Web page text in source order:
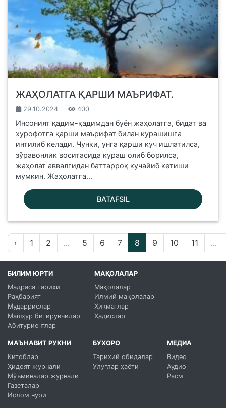
ЖАҲОЛАТГА ҚАРШИ МАЪРИФАТ.
29.10.2024 400
Инсоният қадим-қадимдан буён жаҳолатга, бидат ва
хурофотга қарши маърифат билан курашишга
интилиб келади. Чунки, унга қарши куч ишлатилса,
зўравонлик воситасида кураш олиб борилса,
жаҳолат аввалгидан баттарроқ кучайиб кетиши
мумкин. Жаҳолатга...
BATAFSIL
‹ 1 2 ... 5 6 7 8 9 10 11 ...
БИЛИМ ЮРТИ
Мадраса тарихи
Раҳбарият
Мударрислар
Машҳур битирувчилар
Абитуриентлар
МАҚОЛАЛАР
Мақолалар
Илмий мақолалар
Ҳикматлар
Ҳадислар
МАЪНАВИТ РУКНИ
Китоблар
Ҳидоят журнали
Мўъминалар журнали
Газеталар
Ислом нури
БУХОРО
Тарихий обидалар
Улуғлар ҳаёти
МЕДИА
Видео
Аудио
Расм